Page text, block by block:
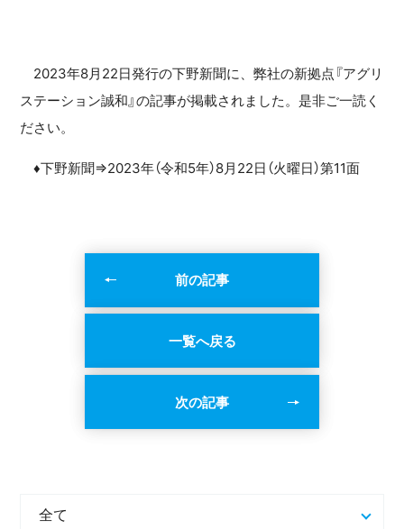
2023年8月22日発行の下野新聞に、弊社の新拠点『アグリ
ステーション誠和』の記事が掲載されました。是非ご一読く
ださい。
♦下野新聞⇒2023年（令和5年）8月22日（火曜日）第11面
前の記事
一覧へ戻る
次の記事